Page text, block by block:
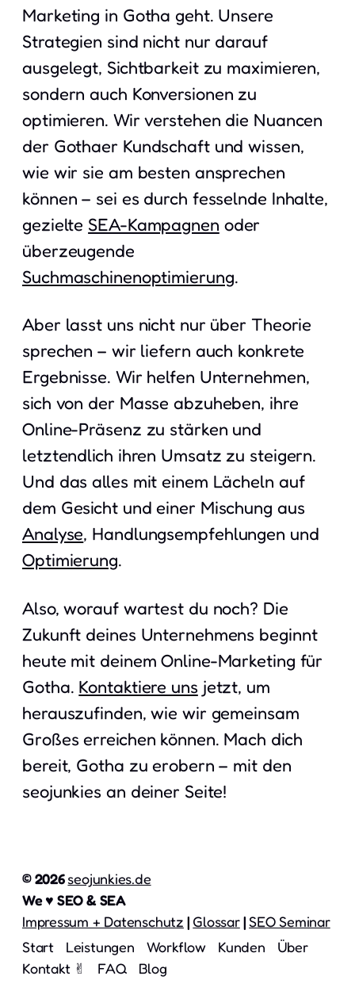
Marketing in Gotha geht. Unsere
Strategien sind nicht nur darauf
ausgelegt, Sichtbarkeit zu maximieren,
sondern auch Konversionen zu
optimieren. Wir verstehen die Nuancen
der Gothaer Kundschaft und wissen,
wie wir sie am besten ansprechen
können – sei es durch fesselnde Inhalte,
gezielte SEA-Kampagnen oder
überzeugende
Suchmaschinenoptimierung.
Aber lasst uns nicht nur über Theorie
sprechen – wir liefern auch konkrete
Ergebnisse. Wir helfen Unternehmen,
sich von der Masse abzuheben, ihre
Online-Präsenz zu stärken und
letztendlich ihren Umsatz zu steigern.
Und das alles mit einem Lächeln auf
dem Gesicht und einer Mischung aus
Analyse, Handlungsempfehlungen und
Optimierung.
Also, worauf wartest du noch? Die
Zukunft deines Unternehmens beginnt
heute mit deinem Online-Marketing für
Gotha. Kontaktiere uns jetzt, um
herauszufinden, wie wir gemeinsam
Großes erreichen können. Mach dich
bereit, Gotha zu erobern – mit den
seojunkies an deiner Seite!
© 2026seojunkies.de
We ♥ SEO & SEA
Impressum + Datenschutz | Glossar|SEO Seminar
Start
Leistungen Workflow Kunden
Über
Kontakt ✌︎
FAQ Blog